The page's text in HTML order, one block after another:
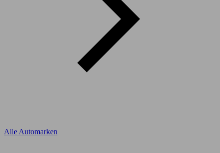
Alle Automarken